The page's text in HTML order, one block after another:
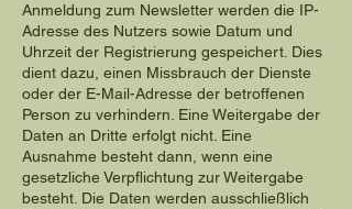
Anmeldung zum Newsletter werden die IP-
Adresse des Nutzers sowie Datum und
Uhrzeit der Registrierung gespeichert. Dies
dient dazu, einen Missbrauch der Dienste
oder der E-Mail-Adresse der betroffenen
Person zu verhindern. Eine Weitergabe der
Daten an Dritte erfolgt nicht. Eine
Ausnahme besteht dann, wenn eine
gesetzliche Verpflichtung zur Weitergabe
besteht. Die Daten werden ausschließlich